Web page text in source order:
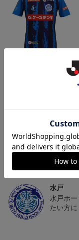
センティックユニフォー
トピックス
水戸
こだわり
水戸
水戸ホ
たい方に